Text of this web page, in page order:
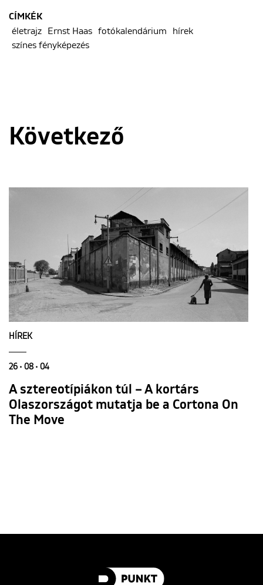
CÍMKÉK
életrajz
Ernst Haas fotókalendárium
hírek
színes fényképezés
Következő
HÍREK
26 • 08 • 04
A sztereotípiákon túl – A kortárs
Olaszországot mutatja be a Cortona On
The Move